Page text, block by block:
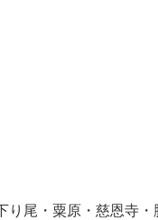
尾・粟原・慈恩寺・